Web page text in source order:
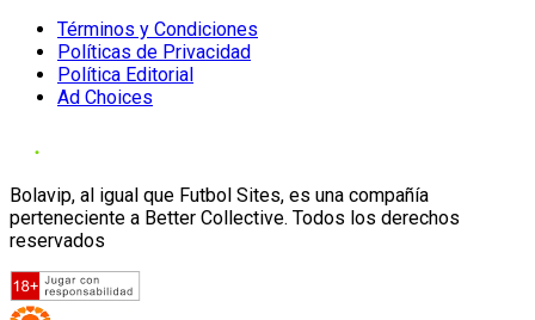
Términos y Condiciones
Políticas de Privacidad
Política Editorial
Ad Choices
Bolavip, al igual que Futbol Sites, es una compañía
perteneciente a Better Collective. Todos los derechos
reservados